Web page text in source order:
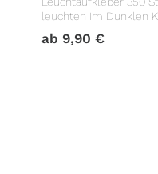
leuchten im Dunklen
ab 9,90 €